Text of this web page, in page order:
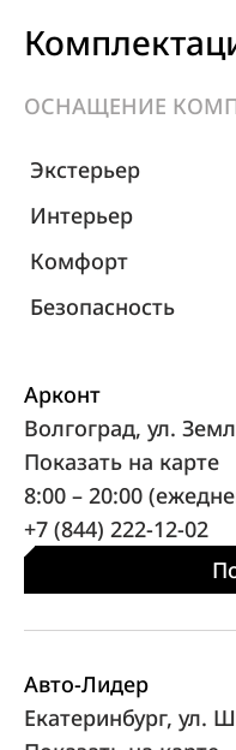
ОСНАЩЕНИЕ
Экстерьер
Интерьер
Комфорт
Безопасность
Арконт
Волгоград, ул.
Показать на карте
8:00 – 20:00
+7 (844) 222-12-02
Авто-Лидер
Екатеринбург, ул.